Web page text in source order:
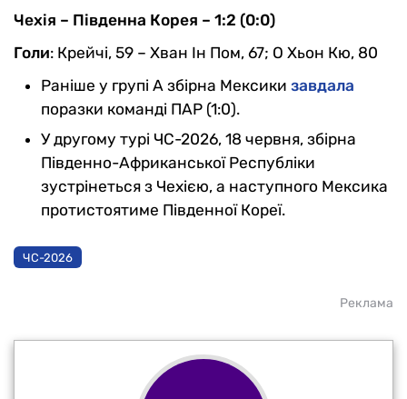
Чехія – Південна Корея – 1:2 (0:0)
Голи: Крейчі, 59 – Хван Ін Пом, 67; О Хьон Кю, 80
Раніше у групі А збірна Мексики завдала
поразки команді ПАР (1:0).
У другому турі ЧС-2026, 18 червня, збірна
Південно-Африканської Республіки
зустрінеться з Чехією, а наступного Мексика
протистоятиме Південної Кореї.
ЧС-2026
Реклама